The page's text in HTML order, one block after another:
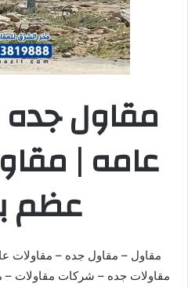
مقاول
عامه |
عظم
مقاول – مقاول جده – مقاولات
مقاولات جده – شركات مقاولات –